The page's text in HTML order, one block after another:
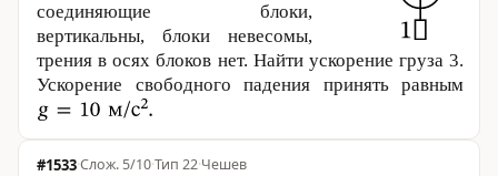
соединяющие блоки,
вертикальны, блоки невесомы,
трения в осях блоков нет. Найти ускорение груза 3.
Ускорение свободного падения принять равным
#1533· 5/10·Тип 22·Чешев